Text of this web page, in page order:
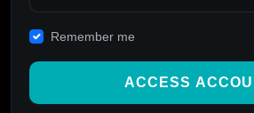
Remember me
ACCESS